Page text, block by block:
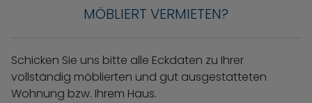
MÖBLIERT VERMIETEN?
Schicken Sie uns bitte alle Eckdaten zu Ihrer
vollständig möblierten und gut ausgestatteten
Wohnung bzw. Ihrem Haus.